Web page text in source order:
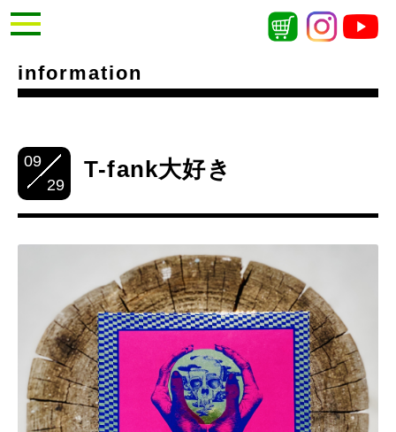
information
09
29
T-fank大好き